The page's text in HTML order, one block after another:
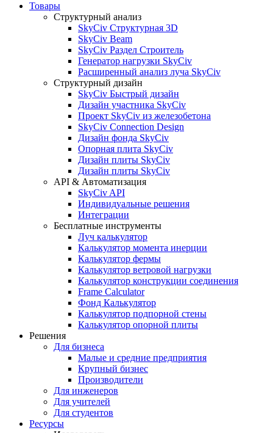
Товары
Структурный анализ
SkyCiv Структурная 3D
SkyCiv Beam
SkyCiv Раздел Строитель
Генератор нагрузки SkyCiv
Расширенный анализ луча SkyCiv
Структурный дизайн
SkyCiv Быстрый дизайн
Дизайн участника SkyCiv
Проект SkyCiv из железобетона
SkyCiv Connection Design
Дизайн фонда SkyCiv
Опорная плита SkyCiv
Дизайн плиты SkyCiv
Дизайн плиты SkyCiv
API & Автоматизация
SkyCiv API
Индивидуальные решения
Интеграции
Бесплатные инструменты
Луч калькулятор
Калькулятор момента инерции
Калькулятор фермы
Калькулятор ветровой нагрузки
Калькулятор конструкции соединения
Frame Calculator
Фонд Калькулятор
Калькулятор подпорной стены
Калькулятор опорной плиты
Решения
Для бизнеса
Малые и средние предприятия
Крупный бизнес
Производители
Для инженеров
Для учителей
Для студентов
Ресурсы